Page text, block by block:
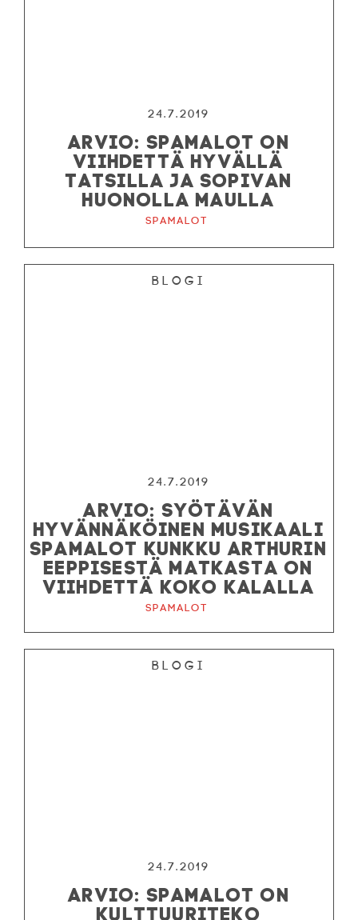
24.7.2019
ARVIO: SPAMALOT ON
VIIHDETTÄ HYVÄLLÄ
TATSILLA JA SOPIVAN
HUONOLLA MAULLA
Spamalot
Blogi
24.7.2019
ARVIO: SYÖTÄVÄN
HYVÄNNÄKÖINEN MUSIKAALI
SPAMALOT KUNKKU ARTHURIN
EEPPISESTÄ MATKASTA ON
VIIHDETTÄ KOKO KALALLA
Spamalot
Blogi
24.7.2019
ARVIO: SPAMALOT ON
KULTTUURITEKO